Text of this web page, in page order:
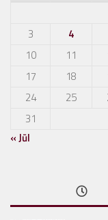
3
4
10
11
17
18
24
25
31
« Jūl